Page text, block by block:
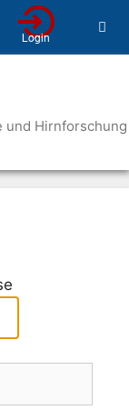
und Hirnforschung